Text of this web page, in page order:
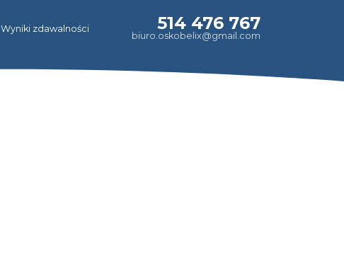
Wyniki zdawalności 514 476 767
biuro.oskobelix@gmail.com